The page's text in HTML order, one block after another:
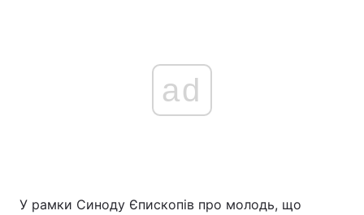
ad
У рамки Синоду Єпископів про молодь, що